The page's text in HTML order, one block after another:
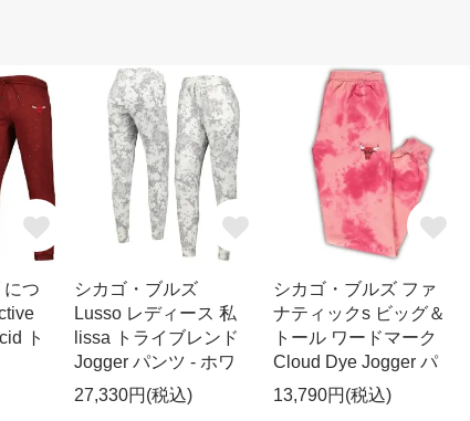
につ
ト
シカゴ・ブルズ
Lusso レディース 私
lissa トライブレンド
Jogger パンツ - ホワ
27,330円(税込)
シカゴ・ブルズ ファ
ナティックs ビッグ＆
トール ワードマーク
Cloud Dye Jogger パ
13,790円(税込)